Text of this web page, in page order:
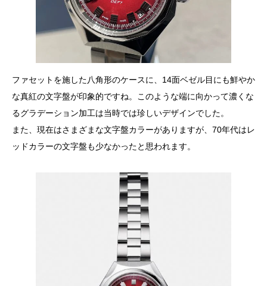
ファセットを施した八角形のケースに、14面ベゼル目にも鮮やか
な真紅の文字盤が印象的ですね。このような端に向かって濃くな
るグラデーション加工は当時では珍しいデザインでした。
また、現在はさまざまな文字盤カラーがありますが、70年代はレ
ッドカラーの文字盤も少なかったと思われます。